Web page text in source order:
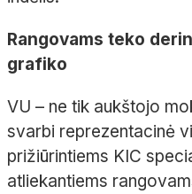
Rangovams teko
grafiko
VU – ne tik aukštojo
svarbi reprezentacinė
prižiūrintiems KIC
atliekantiems